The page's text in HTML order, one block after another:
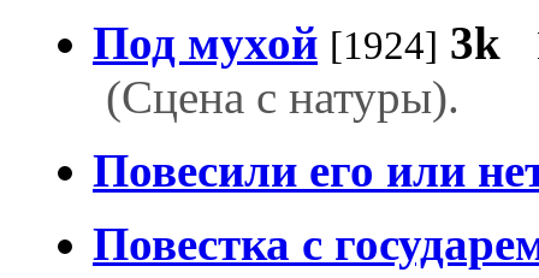
Под мухой [1924] 3k
(Сцена с натуры).
Повесили его или
Повестка с